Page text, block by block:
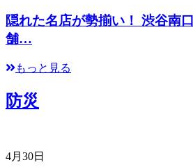
隠れた名店が勢揃い！ 渋谷南
舗…
もっと見る
防災
4月30日